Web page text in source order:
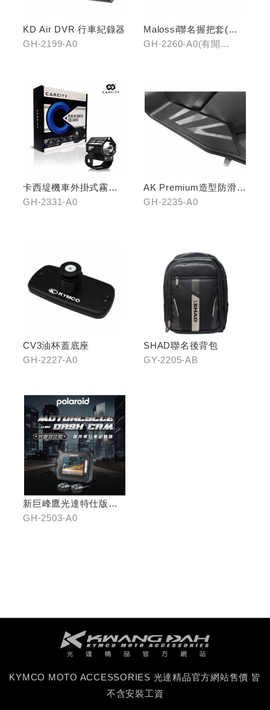
KD Air DVR 行車紀錄器
GH-2199-A0
Malossi聯名握把套(有
開口)/(無開口)
GH-2260-A0(有開
卡西堤機車外掛式霧燈
組(雙燈)
GH-2331-A0
AK Premium造型防滑踏
板(中踏)
GH-2235-A0
CV3油杯蓋底座
GH-2227-A0
SHAD聯名後背包
GY-2205-AB
新巨峰鷹光達特仕版行
車紀錄器
GH-2503-A0
KYMCO MOTO ACCESSORIES 光達精品官方網站售價 皆
不含安裝工資